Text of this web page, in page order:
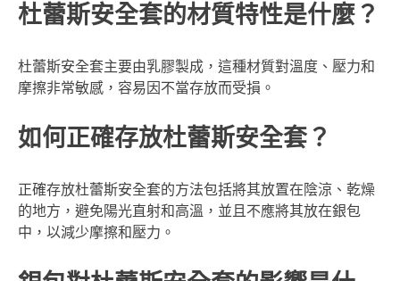
杜蕾斯安全套的材質特性是什麼？
杜蕾斯安全套主要由乳膠製成，這種材質對溫度、壓力和
摩擦非常敏感，容易因不當存放而受損。
如何正確存放杜蕾斯安全套？
正確存放杜蕾斯安全套的方法包括將其放置在陰涼、乾燥
的地方，避免陽光直射和高溫，並且不應將其放在銀包
中，以減少摩擦和壓力。